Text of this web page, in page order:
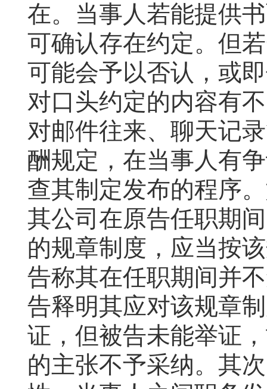
在。当事人若能提供
可确认存在约定。但
可能会予以否认，或
对口头约定的内容有
对邮件往来、聊天记
酬规定，在当事人有
查其制定发布的程序
其公司在原告任职期
的规章制度，应当按
告称其在任职期间并
告释明其应对该规章
证，但被告未能举证
的主张不予采纳。其